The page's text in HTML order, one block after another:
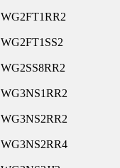
WG2FT1RR2
WG2FT1SS2
WG2SS8RR2
WG3NS1RR2
WG3NS2RR2
WG3NS2RR4